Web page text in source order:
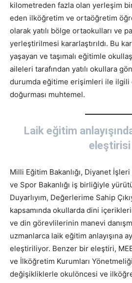
kilometreden fazla olan yerleşim
eden ilköğretim ve ortaöğretim
olarak yatılı bölge ortaokulları ve
yerleştirilmesi kararlaştırıldı. Bu
yaşayan ve taşımalı eğitimle
aileleri tarafından yatılı okullara
durumda eğitime erişimleri ile ilgili
doğurması muhtemel.
Laik eğitim
eleştirisi
Milli Eğitim Bakanlığı, Diyanet İşleri
ve Spor Bakanlığı iş birliğiyle
Duyarlıyım, Değerlerime Sahip
kapsamında okullarda dini
ve din görevlilerinin manevi
uzmanlarca laik eğitim anlayışına
eleştiriliyor. Benzer bir eleştiri,
ve İlköğretim Kurumları
değişikliklerle okulöncesi ve